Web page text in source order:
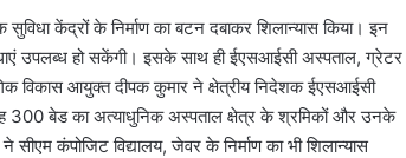
केंद्रों के निर्माण का बटन दबाकर शिलान्यास किया। इन
उपलब्ध हो सकेंगी। इसके साथ ही ईएसआईसी अस्पताल, ग्रेटर
विकास आयुक्त दीपक कुमार ने क्षेत्रीय निदेशक ईएसआईसी
300 बेड का अत्याधुनिक अस्पताल क्षेत्र के श्रमिकों और उनके
कंपोजिट विद्यालय, जेवर के निर्माण का भी शिलान्यास